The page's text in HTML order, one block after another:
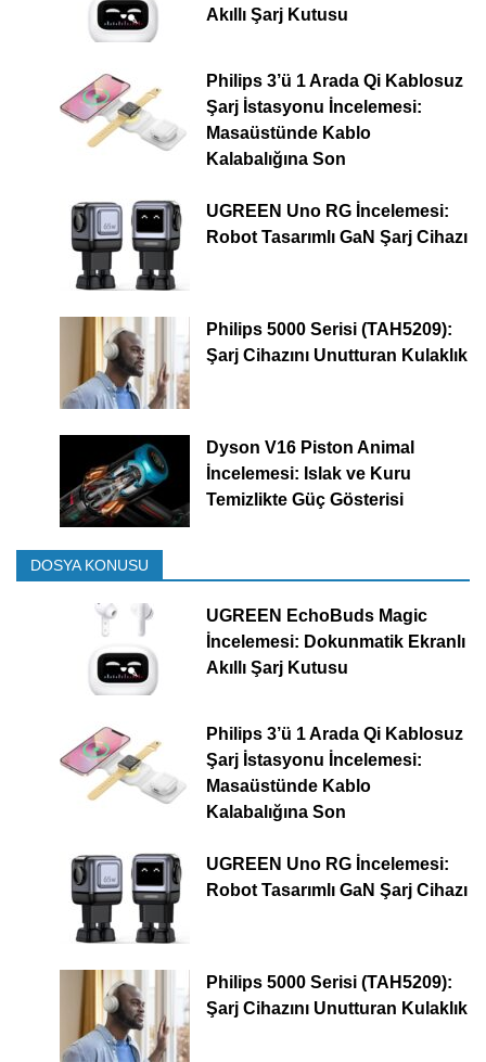
Akıllı Şarj Kutusu
Philips 3’ü 1 Arada Qi Kablosuz
Şarj İstasyonu İncelemesi:
Masaüstünde Kablo
Kalabalığına Son
UGREEN Uno RG İncelemesi:
Robot Tasarımlı GaN Şarj Cihazı
Philips 5000 Serisi (TAH5209):
Şarj Cihazını Unutturan Kulaklık
Dyson V16 Piston Animal
İncelemesi: Islak ve Kuru
Temizlikte Güç Gösterisi
DOSYA KONUSU
UGREEN EchoBuds Magic
İncelemesi: Dokunmatik Ekranlı
Akıllı Şarj Kutusu
Philips 3’ü 1 Arada Qi Kablosuz
Şarj İstasyonu İncelemesi:
Masaüstünde Kablo
Kalabalığına Son
UGREEN Uno RG İncelemesi:
Robot Tasarımlı GaN Şarj Cihazı
Philips 5000 Serisi (TAH5209):
Şarj Cihazını Unutturan Kulaklık